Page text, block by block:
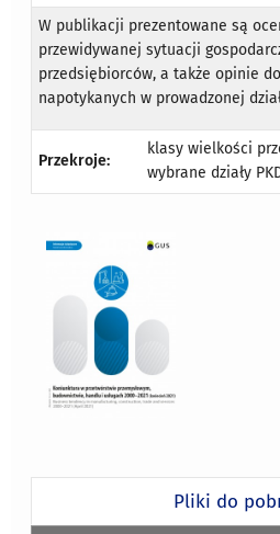
W publikacji prezentowane są
przewidywanej sytuacji
przedsiębiorców, a także opinie
napotykanych w prowadzonej
Przekroje:
klasy wielkości
wybrane działy
Pliki do